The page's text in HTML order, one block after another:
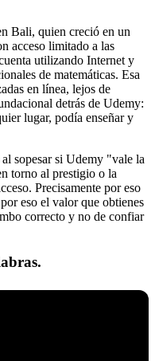
Bali, quien creció en un
acceso limitado a las
utilizando Internet y
de matemáticas. Esa
en línea, lejos de
detrás de Udemy:
lugar, podía enseñar y
sopesar si Udemy "vale la
torno al prestigio o la
Precisamente por eso
eso el valor que obtienes
correcto y no de confiar